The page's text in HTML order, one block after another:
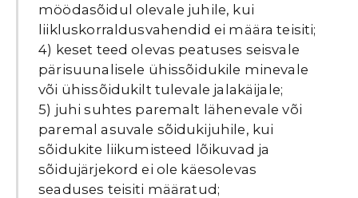
möödasõidul olevale juhile, kui
liikluskorraldusvahendid ei määra teisiti;
4) keset teed olevas peatuses seisvale
pärisuunalisele ühissõidukile minevale
või ühissõidukilt tulevale jalakäijale;
5) juhi suhtes paremalt lähenevale või
paremal asuvale sõidukijuhile, kui
sõidukite liikumisteed lõikuvad ja
sõidujärjekord ei ole käesolevas
seaduses teisiti määratud;